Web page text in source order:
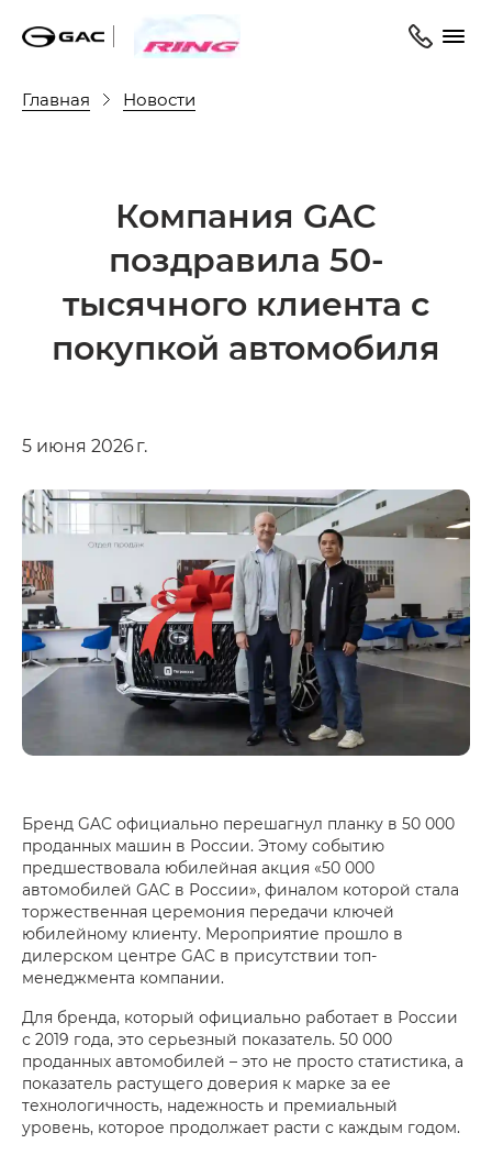
Главная Новости
Компания GAC
поздравила 50-
тысячного клиента с
покупкой автомобиля
5 июня 2026 г.
Бренд GAC официально перешагнул планку в 50 000
проданных машин в России. Этому событию
предшествовала юбилейная акция «50 000
автомобилей GAC в России», финалом которой стала
торжественная церемония передачи ключей
юбилейному клиенту. Мероприятие прошло в
дилерском центре GAC в присутствии топ-
менеджмента компании.
Для бренда, который официально работает в России
с 2019 года, это серьезный показатель. 50 000
проданных автомобилей – это не просто статистика, а
показатель растущего доверия к марке за ее
технологичность, надежность и премиальный
уровень, которое продолжает расти с каждым годом.